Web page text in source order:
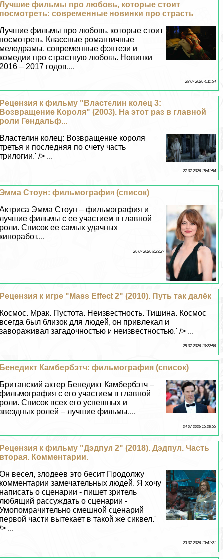
Лучшие фильмы про любовь, которые стоит
посмотреть: современные новинки про страсть
Лучшие фильмы про любовь, которые стоит
посмотреть. Классные романтичные
мелодрамы, современные фэнтези и
комедии про страстную любовь. Новинки
2016 – 2017 годов....
28 07 2026 4:11:54
Рецензия к фильму "Властелин колец 3:
Возвращение Короля" (2003). На этот раз в главной
роли Гендальф...
Властелин колец: Возвращение короля
третья и последняя по счету часть
трилогии.' /> ...
27 07 2026 15:41:54
Эмма Стоун: фильмография (список)
Актриса Эмма Стоун – фильмография и
лучшие фильмы с ее участием в главной
роли. Список ее самых удачных
киноработ....
26 07 2026 8:23:27
Рецензия к игре "Mass Effect 2" (2010). Путь так далёк
Космос. Мpaк. Пустота. Неизвестность. Тишина. Космос
всегда был близок для людей, он привлекал и
завораживал загадочностью и неизвестностью.' /> ...
25 07 2026 10:22:56
Бенедикт Камбербэтч: фильмография (список)
Британский актер Бенедикт Камбербэтч –
фильмография с его участием в главной
роли. Список всех его успешных и
звездных ролей – лучшие фильмы....
24 07 2026 15:28:55
Рецензия к фильму "Дэдпул 2" (2018). Дэдпул. Часть
вторая. Комментарии.
Он весел, злодеев это бесит Продолжу
комментарии замечательных людей. Я хочу
написать о сценарии - пишет зритель
любящий рассуждать о сценарии -
Умопомрачительно смешной сценарий
первой части вытекает в такой же сиквел.'
/> ...
23 07 2026 13:41:21